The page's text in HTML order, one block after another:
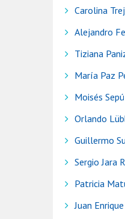
Carolina
Alejandro
Tiziana
María Paz
Moisés
Orlando
Guillermo
Sergio Jara
Patricia
Juan